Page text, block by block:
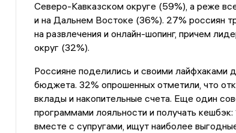
Северо-Кавказском округе (59%), а реже
и на Дальнем Востоке (36%). 27% россиян
на развлечения и онлайн-шопинг, причем
округ (32%).
Россияне поделились и своими лайфхаками
бюджета. 32% опрошенных отметили, что
вклады и накопительные счета. Еще один
программами лояльности и получать
вместе с супругами, ищут наиболее